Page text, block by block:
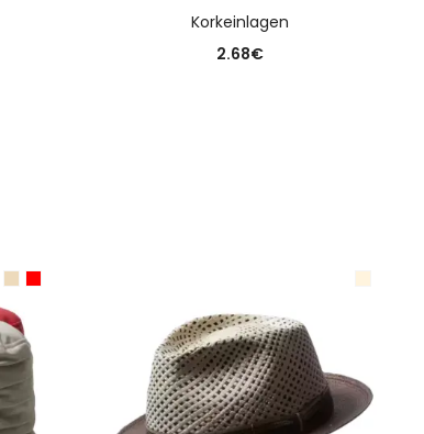
Korkeinlagen
2.68€